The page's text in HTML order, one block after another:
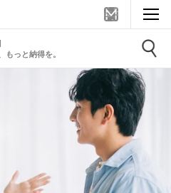
もっと納得を。